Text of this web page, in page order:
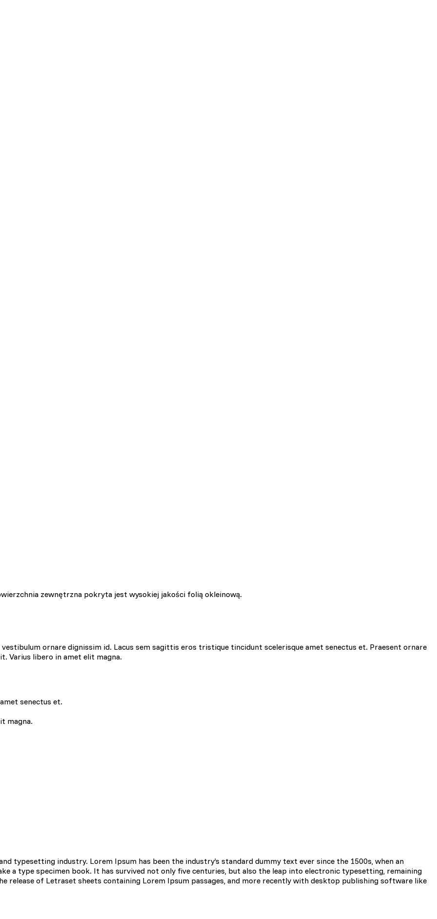
zewnętrzna pokryta jest wysokiej jakości folią okleinową.
ornare dignissim id. Lacus sem sagittis eros tristique tincidunt scelerisque amet senectus et. Praesent ornare
Varius libero in amet elit magna.
senectus et.
magna.
typesetting industry. Lorem Ipsum has been the industry’s standard dummy text ever since the 1500s, when an
a type specimen book. It has survived not only five centuries, but also the leap into electronic typesetting, remaining
release of Letraset sheets containing Lorem Ipsum passages, and more recently with desktop publishing software like
umożliwiają stronie zapamiętanie informacji, które zmieniają wygląd lub funkcjonowanie strony,
w którym znajduje się użytkownik.